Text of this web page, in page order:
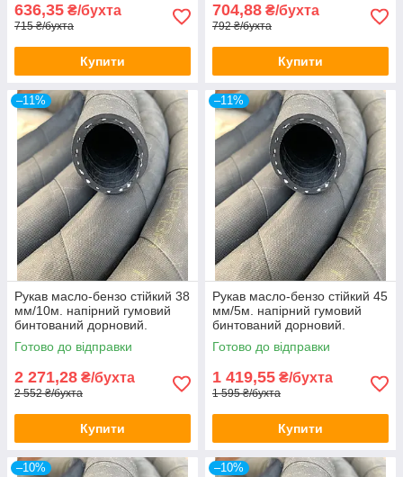
636,35 ₴/бухта
715 ₴/бухта
Купити
704,88 ₴/бухта
792 ₴/бухта
Купити
–11%
Рукав масло-бензо стійкий 38
мм/10м. напірний гумовий
бинтований дорновий.
Армований ниткою.
Готово до відправки
2 271,28 ₴/бухта
2 552 ₴/бухта
Купити
–11%
Рукав масло-бензо стійкий 45
мм/5м. напірний гумовий
бинтований дорновий.
Армований ниткою.
Готово до відправки
1 419,55 ₴/бухта
1 595 ₴/бухта
Купити
–10% –10%